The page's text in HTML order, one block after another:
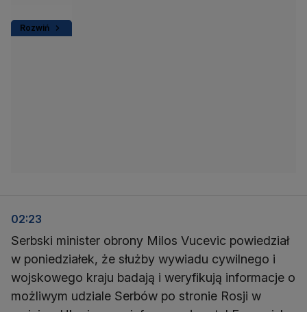
Rozwiń
02:23
Serbski minister obrony Milos Vucevic powiedział
w poniedziałek, że służby wywiadu cywilnego i
wojskowego kraju badają i weryfikują informacje o
możliwym udziale Serbów po stronie Rosji w